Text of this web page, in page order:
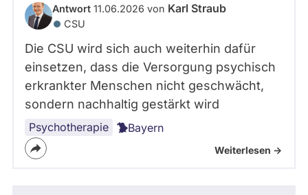
Antwort 11.06.2026 von Karl Straub
CSU
Die CSU wird sich auch weiterhin dafür
einsetzen, dass die Versorgung psychisch
erkrankter Menschen nicht geschwächt,
sondern nachhaltig gestärkt wird
Psychotherapie Bayern
Weiterlesen ->